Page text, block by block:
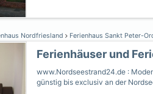
Nordfriesland Ferienhaus Sankt Peter-
Ferienhäuser und
www.Nordseestrand24.de :
günstig bis exclusiv an der